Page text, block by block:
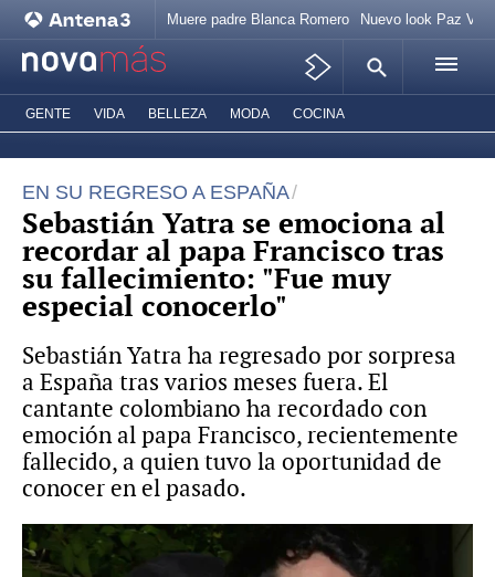
Muere padre Blanca Romero Nuevo look Paz
GENTE VIDA BELLEZA MODA COCINA
EN SU REGRESO A ESPAÑA
Sebastián Yatra se emociona al
recordar al papa Francisco tras
su fallecimiento: "Fue muy
especial conocerlo"
Sebastián Yatra ha regresado por sorpresa
a España tras varios meses fuera. El
cantante colombiano ha recordado con
emoción al papa Francisco, recientemente
fallecido, a quien tuvo la oportunidad de
conocer en el pasado.